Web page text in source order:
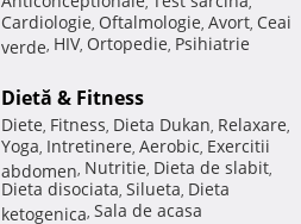
Cardiologie, Oftalmologie, Avort, Ceai
verde, HIV, Ortopedie, Psihiatrie
Dietă & Fitness
Diete, Fitness, Dieta Dukan, Relaxare,
Yoga, Intretinere, Aerobic, Exercitii
abdomen, Nutritie, Dieta de slabit,
Dieta disociata, Silueta, Dieta
ketogenica, Sala de acasa